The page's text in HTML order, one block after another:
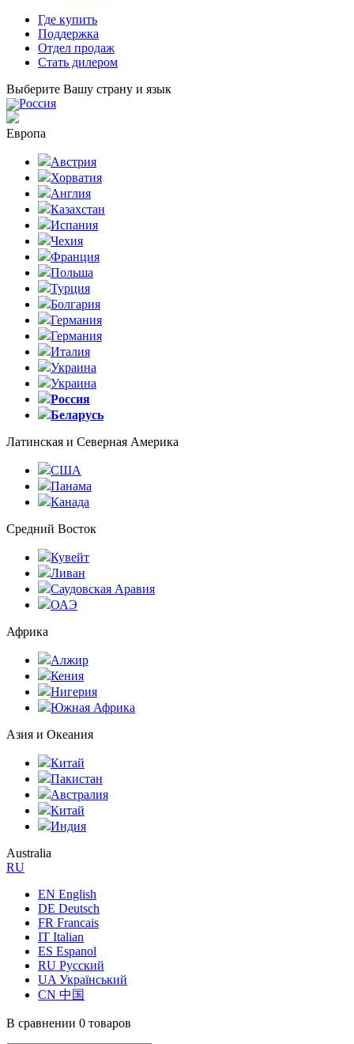
Где купить
Поддержка
Отдел продаж
Стать дилером
Выберите Вашу страну и язык
Россия
Европа
Австрия
Хорватия
Англия
Казахстан
Испания
Чехия
Франция
Польша
Турция
Болгария
Германия
Германия
Италия
Украина
Украина
Россия
Беларусь
Латинская и Северная Америка
США
Панама
Канада
Средний Восток
Кувейт
Ливан
Саудовская Аравия
ОАЭ
Африка
Алжир
Кения
Нигерия
Южная Африка
Азия и Океания
Китай
Пакистан
Австралия
Китай
Индия
Australia
RU
EN English
DE Deutsch
FR Francais
IT Italian
ES Espanol
RU Русский
UA Український
CN 中国
В сравнении 0 товаров